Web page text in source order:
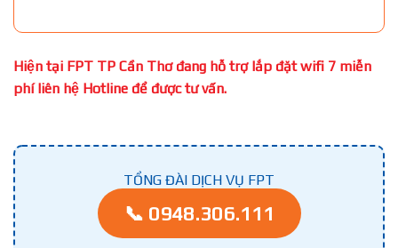
Hiện tại FPT TP Cần Thơ đang hỗ trợ lắp đặt wifi 7 miễn
phí liên hệ Hotline để được tư vấn.
TỔNG ĐÀI DỊCH VỤ FPT
📞 0948.306.111